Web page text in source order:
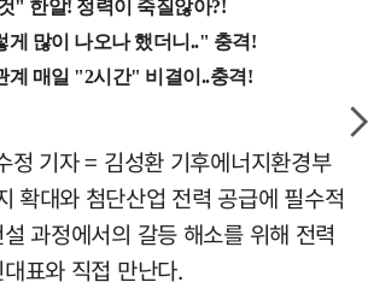
정 기자 = 김성환 기후에너지환경부
확대와 첨단산업 전력 공급에 필수적
과정에서의 갈등 해소를 위해 전력
표와 직접 만난다.